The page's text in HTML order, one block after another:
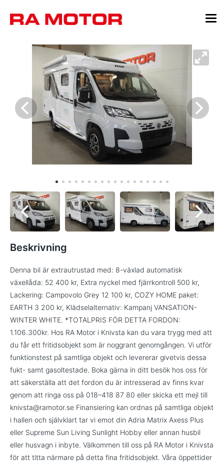
Beskrivning
Denna bil är extrautrustad med: 8-växlad automatisk
växellåda: 52 400 kr, Extra nyckel med fjärrkontroll 500 kr,
Lackering: Campovolo Grey 12 100 kr, COZY HOME paket:
EARTH 3 200 kr, Klädselalternativ: Kampanj VANSATION-
WINTER WHITE. *TOTALPRIS FÖR DETTA FORDON:
1.106.300kr. Hos RA Motor i Knivsta kan du vara trygg med att
du får ett fritidsobjekt som är noggrant genomgången. Vi utför
funktionstest på samtliga objekt och levererar givetvis dessa
fukt- samt gasoltestade. Boka gärna in ditt besök hos oss för
att säkerställa att det fordon du är intresserad av finns kvar
genom att ringa oss på 018–418 87 80 eller skicka ett mejl till
knivsta@ramotor.se Finansiering kan ordnas på samtliga objekt
i hallen och självklart tar vi emot din Adria Matrix Axess Plus
eller Supreme Sun Living Sunlight Hobby eller annan husbil
eller husvagn i inbyte. Välkommen till oss på RA Motor i Knivsta
för att titta närmare på detta fina fritidsobjekt. Våra öppettider